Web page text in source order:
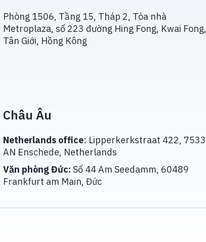
Phòng 1506, Tầng 15, Tháp 2, Tòa nhà
Metroplaza, số 223 đường Hing Fong, Kwai Fong,
Tân Giới, Hồng Kông
Châu Âu
Netherlands office: Lipperkerkstraat 422, 7533
AN Enschede, Netherlands
Văn phòng Đức: Số 44 Am Seedamm, 60489
Frankfurt am Main, Đức